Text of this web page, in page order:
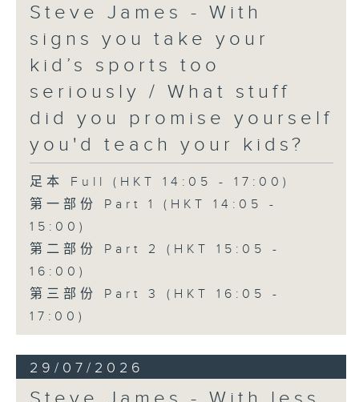
Steve James - With
signs you take your
kid’s sports too
seriously / What stuff
did you promise yourself
you'd teach your kids?
足本 Full (HKT 14:05 - 17:00)
第一部份 Part 1 (HKT 14:05 -
15:00)
第二部份 Part 2 (HKT 15:05 -
16:00)
第三部份 Part 3 (HKT 16:05 -
17:00)
29/07/2026